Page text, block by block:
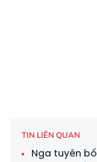
TIN LIÊN QUAN
Nga tuyên